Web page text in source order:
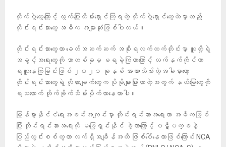
တိုက်ပွဲတွေကြောင့် ထွက်ပြေးတိမ်းရှောင်ကြရတဲ့ တိုက်ပွဲရှောင်တွေထဲမှာလည်း
တိုင်းရင်းသားတွေ အဓိက အများဆုံးဖြစ်ပါတယ်။
တိုင်းရင်းသားတွေဟာ ခေတ်အဆက်ဆက် အစိုးရလက်ထက်တိုင်းမှာ သူတို့ရဲ့
အခွင့်အရေးတွေကို ဘာတစ်ခုမှ မရခဲ့ကြတာကြောင့် လက်နက်ကိုင်ကာ
ရယူနေကြခြင်းဖြစ် ၂၀၂၁ ခုနှစ် အာဏာသိမ်းတဲ့အခါမှာတော့
တိုင်းရင်းသားတွေရဲ့ လိုလားချက်တွေက ပိုမိုများပြားလာတဲ့အတွက် နယ်မြေတွေကို
ရသလောက် တိုက်ခိုက်သိမ်းပိုက်လာနေတာပါ။
မြန်မာ့နိုင်ငံရေးအခင်းအကျင်းမှာ တိုင်းရင်းသားအရေးဟာ အဓိကဖြစ်
ပြီး တိုင်းရင်းသားအရေးကို မဖြေရှင်းနိုင် ခဲ့တာကြောင့် ပဋိပက္ခနဲ့
ပြည်တွင်းစစ်တွဟာ လက်ရှိအချိန်အထိ ဖြစ်ပေါ်နေတာဖြစ်ကြောင်း NCA